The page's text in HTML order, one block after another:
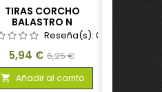
TIRAS CORCHO
BALASTRO N
Reseña(s): 0
Precio
5,94 € Precio
base
6,25 €
 Añadir al carrito